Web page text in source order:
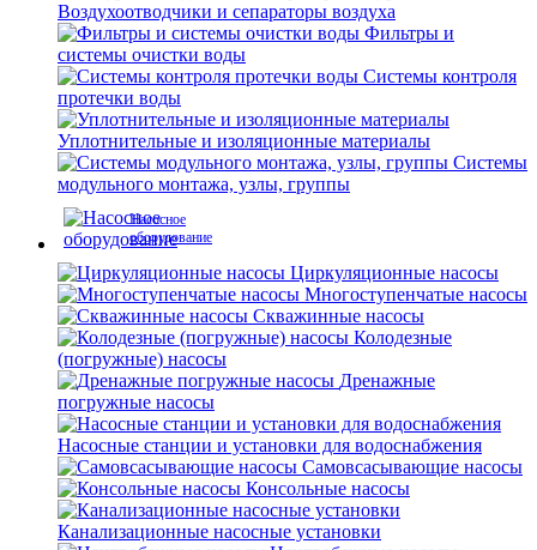
Воздухоотводчики и сепараторы воздуха
Фильтры и
системы очистки воды
Системы контроля
протечки воды
Уплотнительные и изоляционные материалы
Системы
модульного монтажа, узлы, группы
Насосное
оборудование
Циркуляционные насосы
Многоступенчатые насосы
Скважинные насосы
Колодезные
(погружные) насосы
Дренажные
погружные насосы
Насосные станции и установки для водоснабжения
Самовсасывающие насосы
Консольные насосы
Канализационные насосные установки